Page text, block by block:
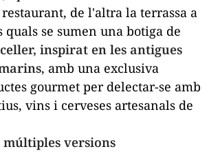
de l'altra la terrassa a
quals se sumen una botiga de
inspirat en les antigues
, amb una exclusiva
gourmet per delectar-se amb
vins i cerveses artesanals de
múltiples versions